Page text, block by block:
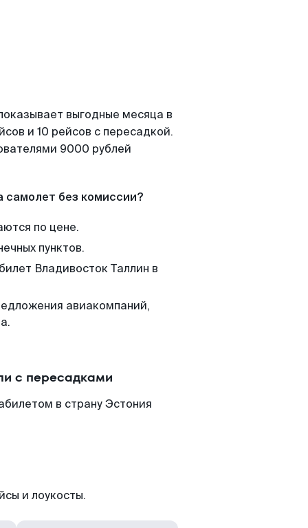
выгодные месяца в
и 10 рейсов с пересадкой.
9000 рублей
самолет без комиссии?
по цене.
пунктов.
Владивосток Таллин в
авиакомпаний,
с пересадками
в страну Эстония
и лоукосты.